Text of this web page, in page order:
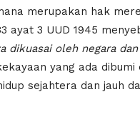
merupakan hak
ayat 3 UUD 1945
dikuasai oleh negara
yang ada
sejahtera dan jauh